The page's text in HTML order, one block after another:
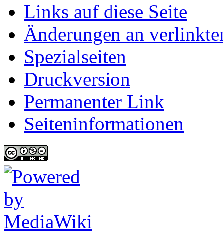
Links auf diese Seite
Änderungen an
Spezialseiten
Druckversion
Permanenter Link
Seiten­informationen